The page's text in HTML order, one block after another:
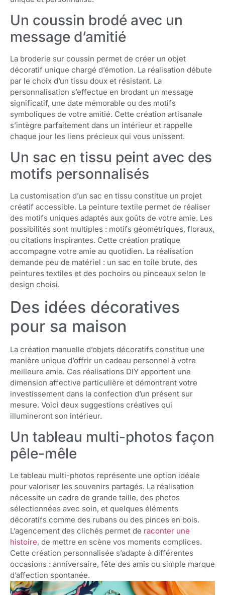
Un coussin brodé avec un
message d’amitié
La broderie sur coussin permet de créer un objet
décoratif unique chargé d’émotion. La réalisation débute
par le choix d’un tissu doux et résistant. La
personnalisation s’effectue en brodant un message
significatif, une date mémorable ou des motifs
symboliques de votre amitié. Cette création artisanale
s’intègre parfaitement dans un intérieur et rappelle
chaque jour les liens précieux qui vous unissent.
Un sac en tissu peint avec des
motifs personnalisés
La customisation d’un sac en tissu constitue un projet
créatif accessible. La peinture textile permet de réaliser
des motifs uniques adaptés aux goûts de votre amie. Les
possibilités sont multiples : motifs géométriques, floraux,
ou citations inspirantes. Cette création pratique
accompagne votre amie au quotidien. La réalisation
demande peu de matériel : un sac en toile brute, des
peintures textiles et des pochoirs ou pinceaux selon le
design choisi.
Des idées décoratives
pour sa maison
La création manuelle d’objets décoratifs constitue une
manière unique d’offrir un cadeau personnel à votre
meilleure amie. Ces réalisations DIY apportent une
dimension affective particulière et démontrent votre
investissement dans la confection d’un présent sur
mesure. Voici deux suggestions créatives qui
illumineront son intérieur.
Un tableau multi-photos façon
pêle-mêle
Le tableau multi-photos représente une option idéale
pour valoriser les souvenirs partagés. La réalisation
nécessite un cadre de grande taille, des photos
sélectionnées avec soin, et quelques éléments
décoratifs comme des rubans ou des pinces en bois.
L’agencement des clichés permet de raconter une
histoire, de mettre en scène vos moments complices.
Cette création personnalisée s’adapte à différentes
occasions : anniversaire, fête des amis ou simple marque
d’affection spontanée.